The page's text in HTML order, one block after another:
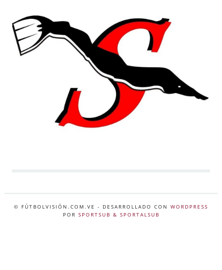
© FÚTBOLVISIÓN.COM.VE - DESARROLLADO CON WORDPRESS
POR SPORTSUB & SPORTALSUB